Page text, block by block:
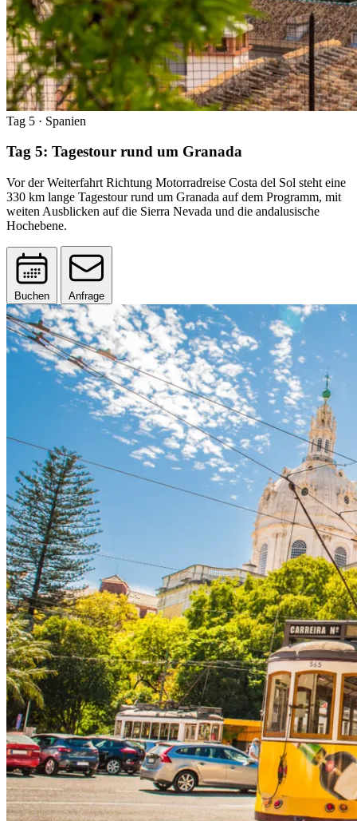
Tag 5 · Spanien
Tag 5: Tagestour rund um Granada
Vor der Weiterfahrt Richtung Motorradreise Costa del Sol steht eine
330 km lange Tagestour rund um Granada auf dem Programm, mit
weiten Ausblicken auf die Sierra Nevada und die andalusische
Hochebene.
Buchen Anfrage